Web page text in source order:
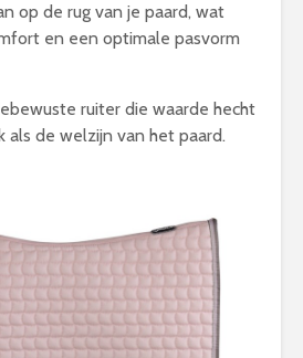
op de rug van je paard, wat
en een optimale pasvorm
ruiter die waarde hecht
als de welzijn van het paard.